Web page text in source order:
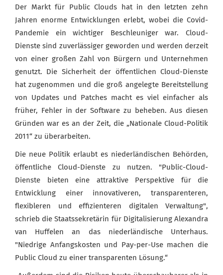
Der Markt für Public Clouds hat in den letzten zehn
Jahren enorme Entwicklungen erlebt, wobei die Covid-
Pandemie ein wichtiger Beschleuniger war. Cloud-
Dienste sind zuverlässiger geworden und werden derzeit
von einer großen Zahl von Bürgern und Unternehmen
genutzt. Die Sicherheit der öffentlichen Cloud-Dienste
hat zugenommen und die groß angelegte Bereitstellung
von Updates und Patches macht es viel einfacher als
früher, Fehler in der Software zu beheben. Aus diesen
Gründen war es an der Zeit, die „Nationale Cloud-Politik
2011“ zu überarbeiten.
Die neue Politik erlaubt es niederländischen Behörden,
öffentliche Cloud-Dienste zu nutzen. "Public-Cloud-
Dienste bieten eine attraktive Perspektive für die
Entwicklung einer innovativeren, transparenteren,
flexibleren und effizienteren digitalen Verwaltung",
schrieb die Staatssekretärin für Digitalisierung Alexandra
van Huffelen an das niederländische Unterhaus.
"Niedrige Anfangskosten und Pay-per-Use machen die
Public Cloud zu einer transparenten Lösung.“